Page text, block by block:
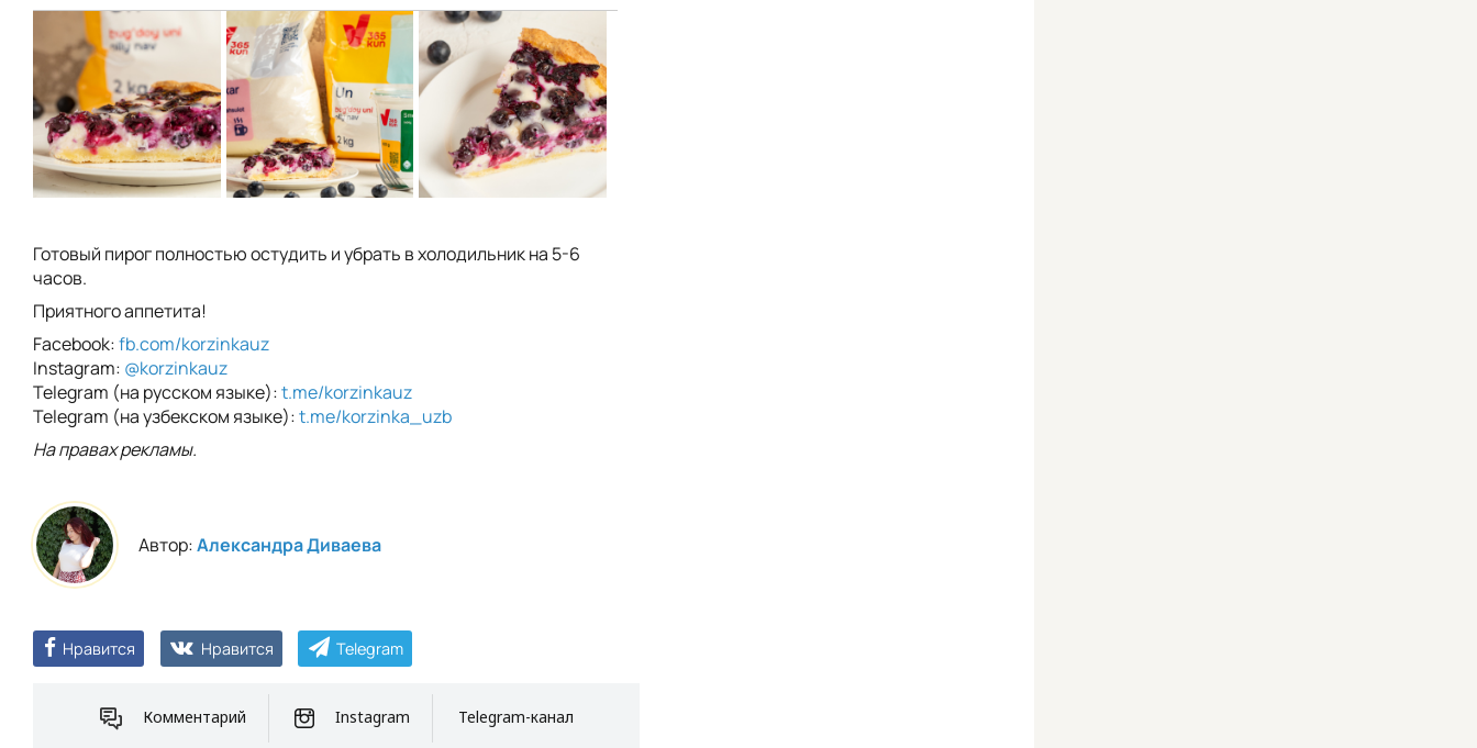
Готовый пирог полностью остудить и убрать в холодильник на 5-6
часов.
Приятного аппетита!
Facebook:fb.com/korzinkauz
Instagram: @korzinkauz
Telegram (на русском языке):t.me/korzinkauz
Telegram (на узбекском языке):t.me/korzinka_uzb
На правах рекламы.
Автор:Александра Диваева
Нравится Нравится Telegram
Комментарий Instagram Telegram-канал